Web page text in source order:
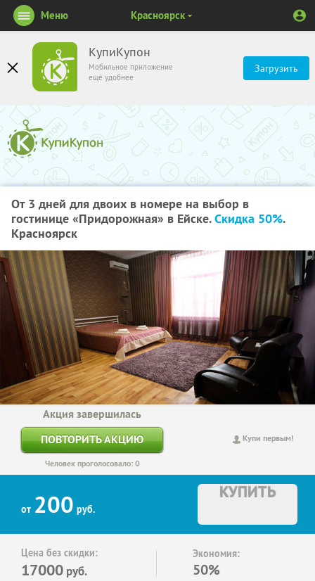
КупиКупон
Мобильное приложение
ещё удобнее
Загрузить
Меню Красноярск
От 3 дней для двоих в номере на выбор в
гостинице «Придорожная» в Ейске.Скидка 50%.
Красноярск
Купи первым!
Акция завершилась
ПОВТОРИТЬ АКЦИЮ
Человек проголосовало: 0
от 200 руб.
КУПИТЬ
Цена без скидки:
17000 руб.
Экономия:
50%